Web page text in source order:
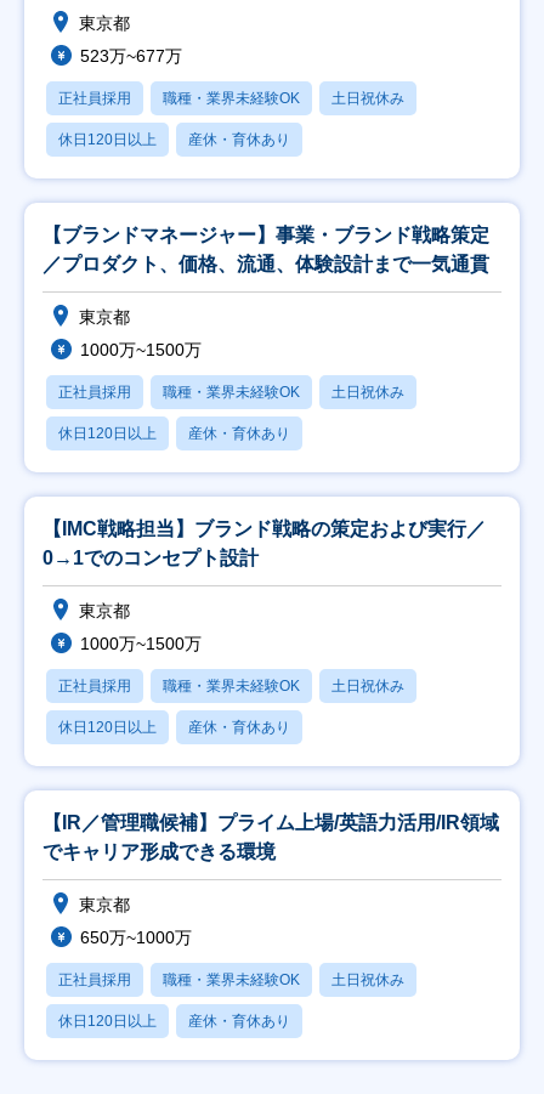
東京都
523万~677万
正社員採用 職種・業界未経験OK 土日祝休み
休日120日以上 産休・育休あり
【ブランドマネージャー】事業・ブランド戦略策定
／プロダクト、価格、流通、体験設計まで一気通貫
東京都
1000万~1500万
正社員採用 職種・業界未経験OK 土日祝休み
休日120日以上 産休・育休あり
【IMC戦略担当】ブランド戦略の策定および実行／
0→1でのコンセプト設計
東京都
1000万~1500万
正社員採用 職種・業界未経験OK 土日祝休み
休日120日以上 産休・育休あり
【IR／管理職候補】プライム上場/英語力活用/IR領域
でキャリア形成できる環境
東京都
650万~1000万
正社員採用 職種・業界未経験OK 土日祝休み
休日120日以上 産休・育休あり